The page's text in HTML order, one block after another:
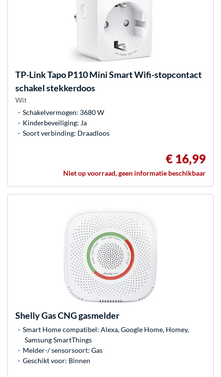
TP-LinkTapo P110 Mini Smart Wifi-stopcontact
schakel stekkerdoos
Wit
Schakelvermogen: 3680 W
Kinderbeveiliging: Ja
Soort verbinding: Draadloos
€ 16,99
Niet op voorraad, geen informatie beschikbaar
ShellyGas CNG gasmelder
Smart Home compatibel: Alexa, Google Home, Homey,
Samsung SmartThings
Melder-/ sensorsoort: Gas
Geschikt voor: Binnen